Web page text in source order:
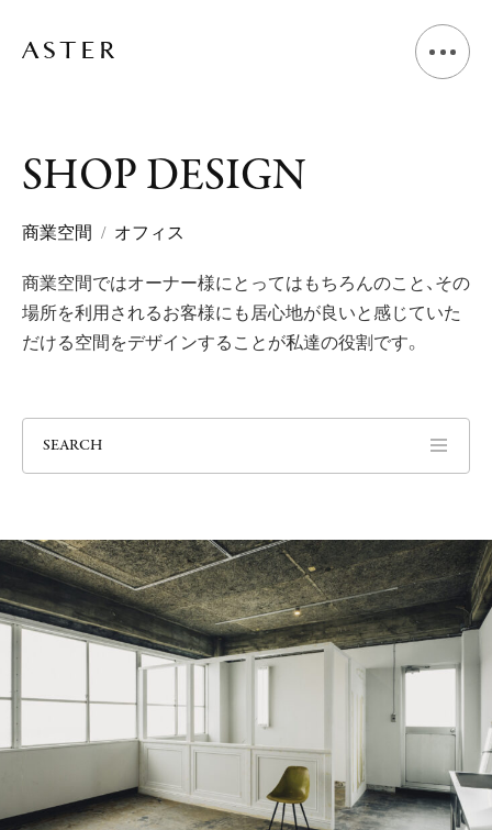
SHOP DESIGN
商業空間 オフィス
商業空間ではオーナー様にとってはもちろんのこと、 その
場所を利用されるお客様にも居心地が良いと感じていた
だける空間をデザインすることが私達の役割です。
SEARCH
ABOUT
LIV
SHOP DE SIGN
VO IC E
JOURNAL
NEWS
FLOW
F AQ
CAREER S